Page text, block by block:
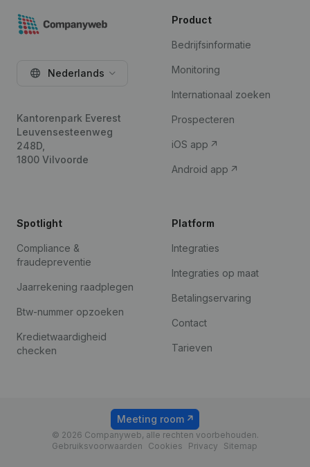
Nederlands
Kantorenpark Everest
Leuvensesteenweg
248D,
1800 Vilvoorde
Product
Bedrijfsinformatie
Monitoring
Internationaal zoeken
Prospecteren
iOS app
Android app
Spotlight
Compliance &
fraudepreventie
Jaarrekening raadplegen
Btw-nummer opzoeken
Kredietwaardigheid
checken
Platform
Integraties
Integraties op maat
Betalingservaring
Contact
Tarieven
© 2026 Companyweb, alle rechten voorbehouden.
Gebruiksvoorwaarden
Cookies Privacy Sitemap
Meeting room